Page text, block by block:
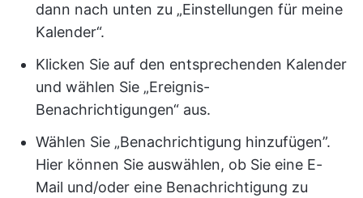
dann nach unten zu „Einstellungen für meine
Kalender“.
Klicken Sie auf den entsprechenden Kalender
und wählen Sie „Ereignis-
Benachrichtigungen“ aus.
Wählen Sie „Benachrichtigung hinzufügen”.
Hier können Sie auswählen, ob Sie eine E-
Mail und/oder eine Benachrichtigung zu